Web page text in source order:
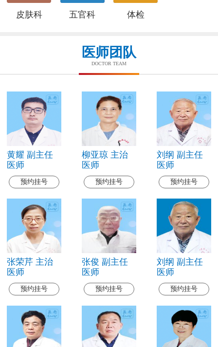
皮肤科 五官科 体检
医师团队
DOCTOR TEAM
黄耀 副主任
医师
预约挂号
柳亚琼 主治
医师
预约挂号
刘纲 副主任
医师
预约挂号
张荣芹 主治
医师
预约挂号
张俊 副主任
医师
预约挂号
刘纲 副主任
医师
预约挂号